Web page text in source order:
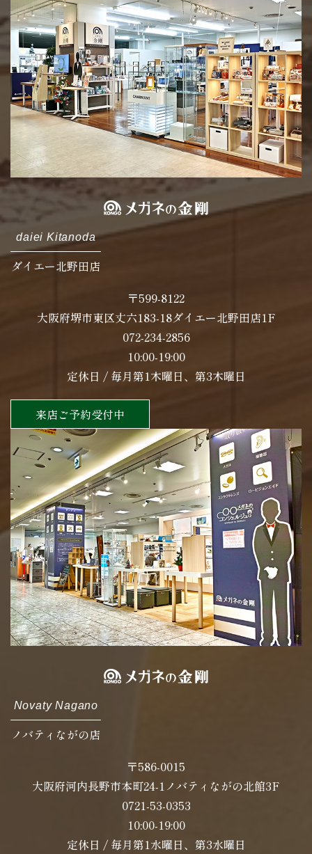
daiei Kitanoda
ダイエー北野田店
〒599-8122
大阪府堺市東区丈六183-18ダイエー北野田店1F
072-234-2856
10:00-19:00
定休日 / 毎月第1木曜日、第3木曜日
来店ご予約受付中
Novaty Nagano
ノバティながの店
〒586-0015
大阪府河内長野市本町24-1ノバティながの北館3F
0721-53-0353
10:00-19:00
定休日 / 毎月第1水曜日、第3水曜日